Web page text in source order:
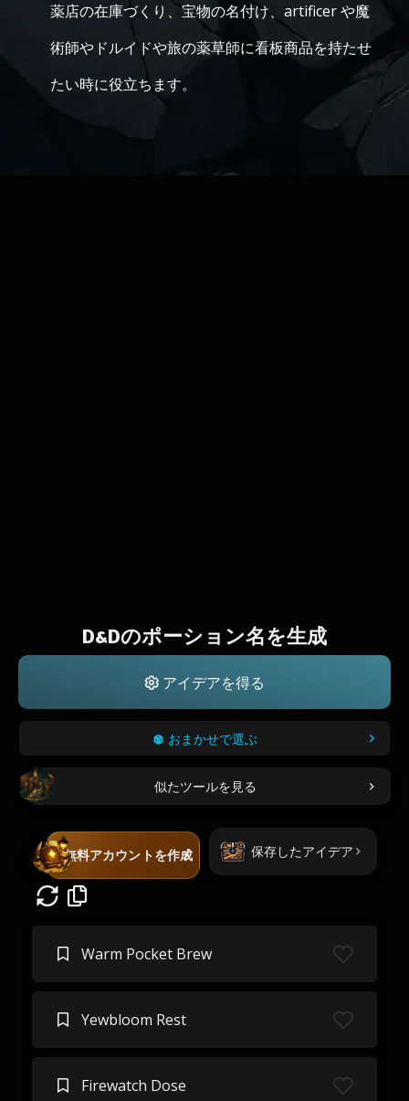
薬店の在庫づくり、宝物の名付け、artificer や魔
術師やドルイドや旅の薬草師に看板商品を持たせ
たい時に役立ちます。
D&Dのポーション名を生成
アイデアを得る
おまかせで選ぶ
似たツールを見る
無料アカウントを作成 保存したアイデア
Warm Pocket Brew
Yewbloom Rest
Firewatch Dose